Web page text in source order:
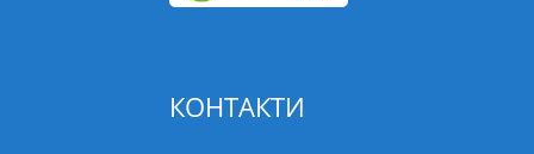
КОНТАКТИ